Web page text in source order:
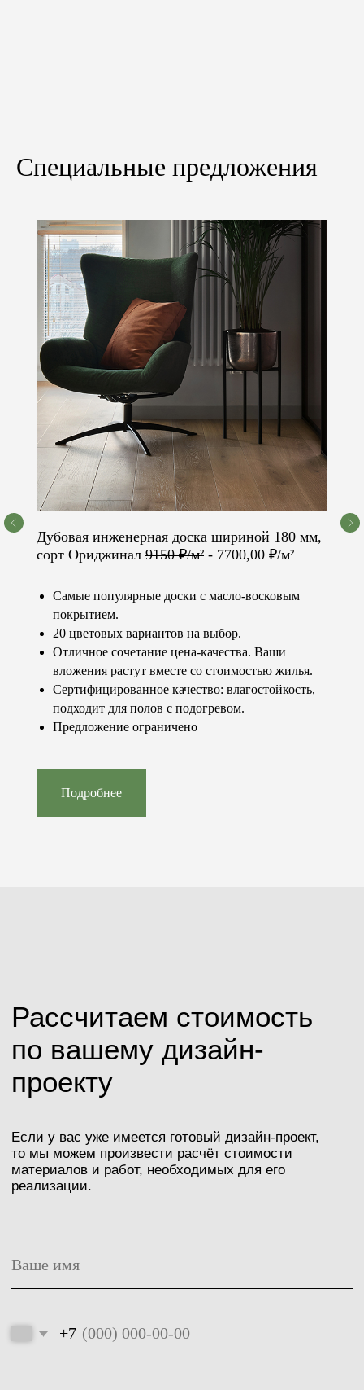
Специальные предложения
Дубовая инженерная доска шириной 180 мм,
сорт Ориджинал 9150 ₽/м² - 7700,00 ₽/м²
Самые популярные доски с масло-восковым
покрытием.
20 цветовых вариантов на выбор.
Отличное сочетание цена-качества. Ваши
вложения растут вместе со стоимостью жилья.
Сертифицированное качество: влагостойкость,
подходит для полов с подогревом.
Предложение ограничено
Подробнее
услугу или нужна
стоимость?
Мы с радостью ответим на все ваши вопросы.
Консультация бесплатно!
Обратный звонок
Посетить шоурум
© 2023-2026 «Concept floor»
Все права защищены.
Контакты
+7 (981) 460-08-80
info@conceptfloor.ru
г. Калининград,
ул. 9 Апреля, 86А
Каталог
Паркет
Лестницы
Подоконники
Продукция
О компании
Наши работы
Стоимость
Контакты
Доставка и оплата
предложения
Часто
вопросы
Сайт носит исключительно информационный
характер и не является публичной офертой.
Политика конфиденциальности